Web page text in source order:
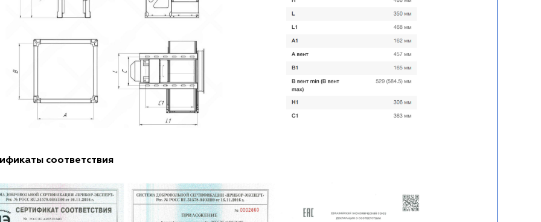
соответствия